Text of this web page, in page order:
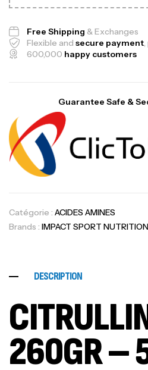
Free Shipping & Exchanges
Flexible and secure payment,
600,000 happy customers
Guarantee Safe &
Catégorie : ACIDES AMINES
Brands : IMPACT SPORT NUTRITION
DESCRIPTION
260GR –